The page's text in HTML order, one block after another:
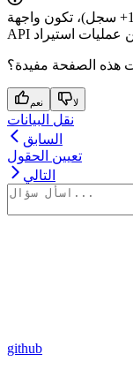
بالنسبة لعمليات الترحيل الكبيرة جداً (100,000+ سجل)، تكون واجهة
هذه الصفحة مفيدة؟
نعم لا
نقل البيانات
السابق
تعيين الحقول
التالي
github